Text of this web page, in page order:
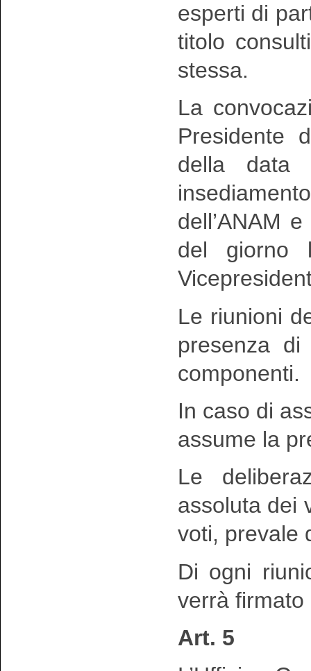
esperti di
titolo
stessa.
La
Presidente
della data
dell’ANAM
del giorno
Le riunioni
presenza
componenti.
In caso di
assume la
Le
assoluta dei
voti, prevale
Di ogni
verrà firmato
Art. 5